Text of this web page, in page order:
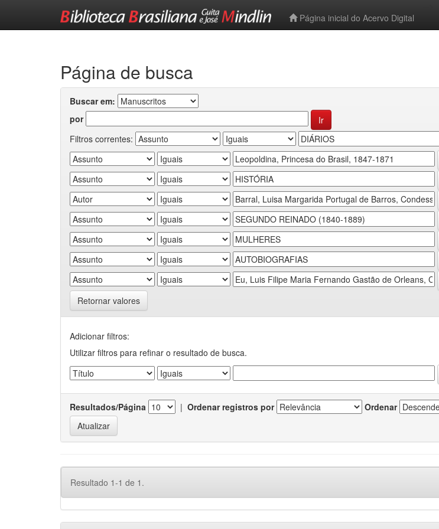
Página inicial do Acervo Digital
Página de busca
Buscar em:
por
Filtros correntes:
Retornar valores
Adicionar filtros:
Utilizar filtros para refinar o resultado de busca.
Resultados/Página | Ordenar registros por Ordenar
Resultado 1-1 de 1.